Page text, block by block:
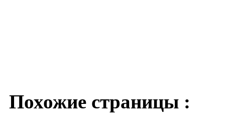
Похожие страницы :